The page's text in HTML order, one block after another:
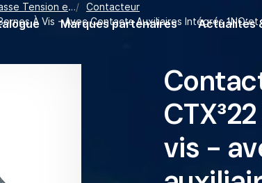
Marques partenaires Actualités
et Contrôle Industriel
Contacteur
À Vis - Avec Contacts Auxiliaires Intégrés 1NO et
vis -